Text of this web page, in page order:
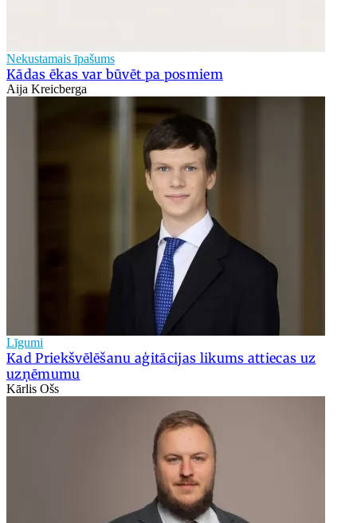
Nekustamais īpašums
Kādas ēkas var būvēt pa posmiem
Aija Kreicberga
Līgumi
Kad Priekšvēlēšanu aģitācijas likums attiecas uz
uzņēmumu
Kārlis Ošs